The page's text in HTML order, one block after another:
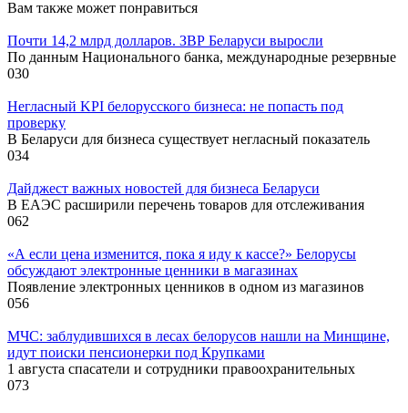
Вам также может понравиться
Почти 14,2 млрд долларов. ЗВР Беларуси выросли
По данным Национального банка, международные резервные
030
Негласный KPI белорусского бизнеса: не попасть под
проверку
В Беларуси для бизнеса существует негласный показатель
034
Дайджест важных новостей для бизнеса Беларуси
В ЕАЭС расширили перечень товаров для отслеживания
062
«А если цена изменится, пока я иду к кассе?» Белорусы
обсуждают электронные ценники в магазинах
Появление электронных ценников в одном из магазинов
056
МЧС: заблудившихся в лесах белорусов нашли на Минщине,
идут поиски пенсионерки под Крупками
1 августа спасатели и сотрудники правоохранительных
073